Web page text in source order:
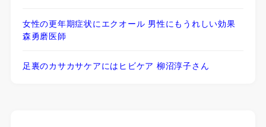
女性の更年期症状にエクオール 男性にもうれしい効果
森勇磨医師
足裏のカサカサケアにはヒビケア 柳沼淳子さん